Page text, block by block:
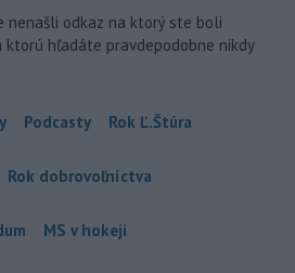
nenašli odkaz na ktorý ste boli
ktorú hľadáte pravdepodobne nikdy
Podcasty Rok Ľ.Štúra
Rok dobrovoľníctva
MS v hokeji